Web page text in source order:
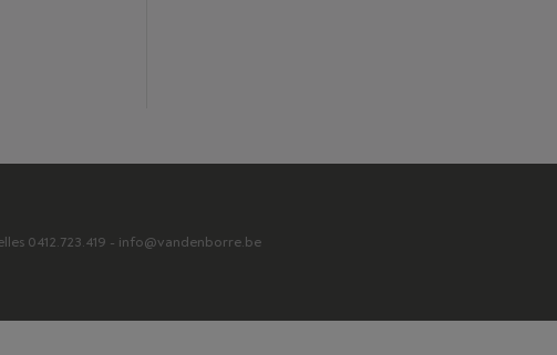
0412.723.419 - info@vandenborre.be